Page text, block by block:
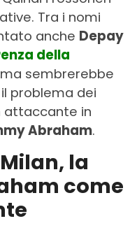
Tra i nomi
anche Depay
della
sembrerebbe
problema dei
attaccante in
Abraham.
la
come